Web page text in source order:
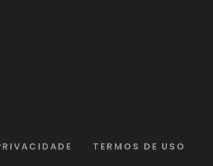
TERMOS DE USO